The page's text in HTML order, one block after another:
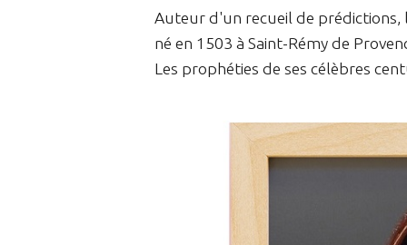
Auteur d'un recueil de
né en 1503 à Saint-Rémy de
Les prophéties de ses célèbres